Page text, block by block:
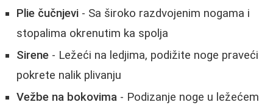
Plie čučnjevi - Sa široko razdvojenim nogama i
stopalima okrenutim ka spolja
Sirene - Ležeći na ledjima, podižite noge praveći
pokrete nalik plivanju
Vežbe na bokovima - Podizanje noge u ležećem